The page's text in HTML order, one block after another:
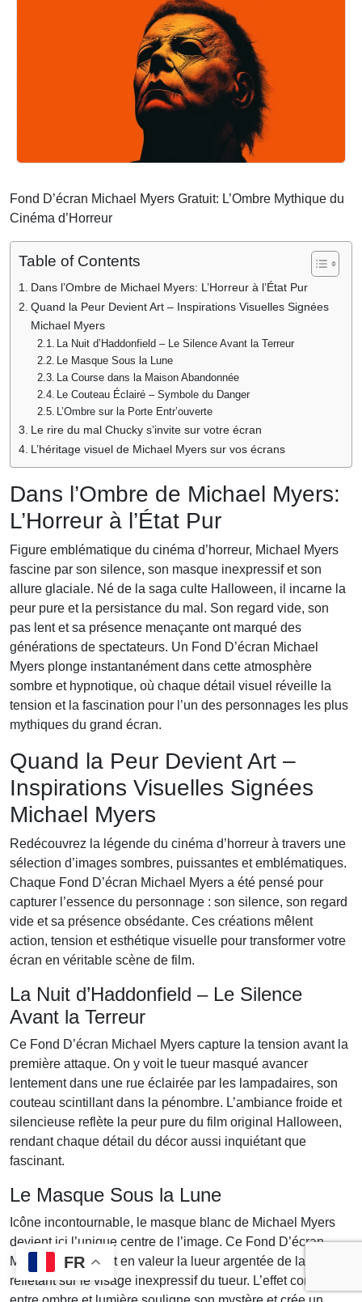
Fond D’écran Michael Myers Gratuit: L’Ombre Mythique du
Cinéma d’Horreur
Table of Contents
Dans l’Ombre de Michael Myers: L’Horreur à l’État Pur
Quand la Peur Devient Art – Inspirations Visuelles Signées
Michael Myers
La Nuit d’Haddonfield – Le Silence Avant la Terreur
Le Masque Sous la Lune
La Course dans la Maison Abandonnée
Le Couteau Éclairé – Symbole du Danger
L’Ombre sur la Porte Entr’ouverte
Le rire du mal Chucky s’invite sur votre écran
L’héritage visuel de Michael Myers sur vos écrans
Dans l’Ombre de Michael Myers:
L’Horreur à l’État Pur
Figure emblématique du cinéma d’horreur, Michael Myers
fascine par son silence, son masque inexpressif et son
allure glaciale. Né de la saga culte Halloween, il incarne la
peur pure et la persistance du mal. Son regard vide, son
pas lent et sa présence menaçante ont marqué des
générations de spectateurs. Un Fond D’écran Michael
Myers plonge instantanément dans cette atmosphère
sombre et hypnotique, où chaque détail visuel réveille la
tension et la fascination pour l’un des personnages les plus
mythiques du grand écran.
Quand la Peur Devient Art –
Inspirations Visuelles Signées
Michael Myers
Redécouvrez la légende du cinéma d’horreur à travers une
sélection d’images sombres, puissantes et emblématiques.
Chaque Fond D’écran Michael Myers a été pensé pour
capturer l’essence du personnage : son silence, son regard
vide et sa présence obsédante. Ces créations mêlent
action, tension et esthétique visuelle pour transformer votre
écran en véritable scène de film.
La Nuit d’Haddonfield – Le Silence
Avant la Terreur
Ce Fond D’écran Michael Myers capture la tension avant la
première attaque. On y voit le tueur masqué avancer
lentement dans une rue éclairée par les lampadaires, son
couteau scintillant dans la pénombre. L’ambiance froide et
silencieuse reflète la peur pure du film original Halloween,
rendant chaque détail du décor aussi inquiétant que
fascinant.
Le Masque Sous la Lune
Icône incontournable, le masque blanc de Michael Myers
devient ici l’unique centre de l’image. Ce Fond D’écran
Michael Myers met en valeur la lueur argentée de la lune se
reflétant sur le visage inexpressif du tueur. L’effet contraste
FR